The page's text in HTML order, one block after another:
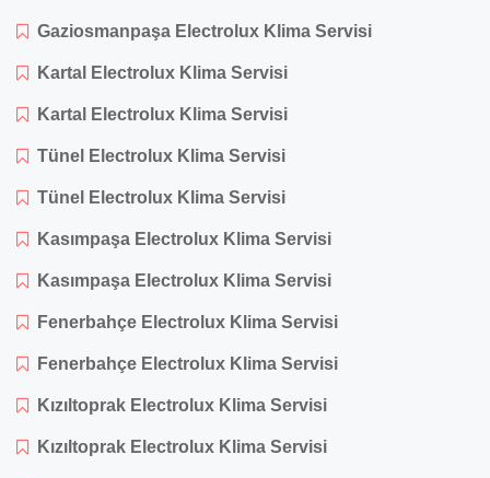
Gaziosmanpaşa Electrolux Klima Servisi
Kartal Electrolux Klima Servisi
Kartal Electrolux Klima Servisi
Tünel Electrolux Klima Servisi
Tünel Electrolux Klima Servisi
Kasımpaşa Electrolux Klima Servisi
Kasımpaşa Electrolux Klima Servisi
Fenerbahçe Electrolux Klima Servisi
Fenerbahçe Electrolux Klima Servisi
Kızıltoprak Electrolux Klima Servisi
Kızıltoprak Electrolux Klima Servisi